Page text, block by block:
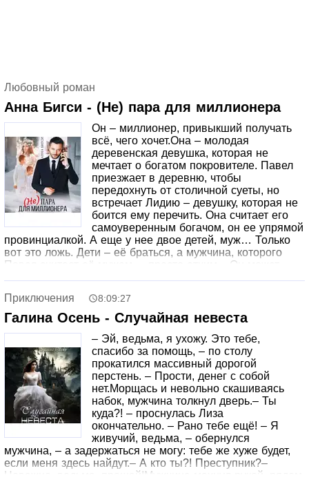
Любовный роман
Анна Бигси - (Не) пара для миллионера
Он – миллионер, привыкший получать
всё, чего хочет.Она – молодая
деревенская девушка, которая не
мечтает о богатом покровителе. Павел
приезжает в деревню, чтобы
передохнуть от столичной суеты, но
встречает Лидию – девушку, которая не
боится ему перечить. Она считает его
самоуверенным богачом, он ее упрямой
провинциалкой. А еще у нее двое детей, муж… Только
вот это ложь. Дети – её браться, а мужчина, которого
Павел считает её мужем, – просто отчим.– Он может
отталкивает его, тем сильнее он хочет доказать, что
именно она его единственная. И никакие преграды ему
Приключения 8:09:27
Галина Осень - Случайная невеста
– Эй, ведьма, я ухожу. Это тебе,
спасибо за помощь, – по столу
прокатился массивный дорогой
перстень. – Прости, денег с собой
нет.Морщась и невольно скашиваясь
набок, мужчина толкнул дверь.– Ты
куда?! – проснулась Лиза
окончательно. – Рано тебе ещё! – Я
живучий, ведьма, – обернулся
мужчина, – а задержаться не могу: тебе же хуже будет,
если меня здесь найдут.– А кто ты?! Преступник?–
Неважно, ведьма, прощай!Мужчина махнул рукой, рядом